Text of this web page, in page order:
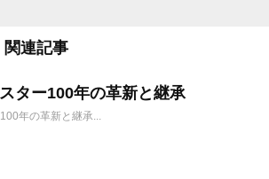
関連記事
ター100年の革新と継承
年の革新と継承...